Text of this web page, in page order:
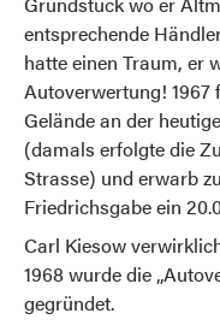
entsprechende
hatte einen Traum, er
Autoverwertung! 1967
Gelände an der
(damals erfolgte die
Strasse) und erwarb
Friedrichsgabe ein
Carl Kiesow
1968 wurde die
gegründet.